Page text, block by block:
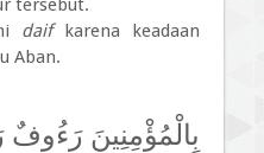
tersebut.
daif karena keadaan
Aban.
بِالْمُؤْمِنِينَ رَءُوفٌ